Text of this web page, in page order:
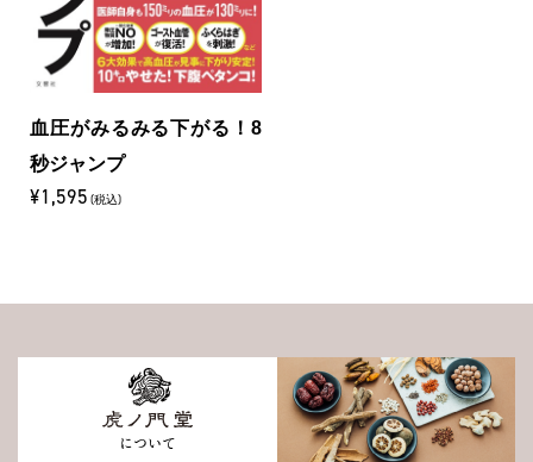
血圧がみるみる下がる！8
秒ジャンプ
¥1,595 (税込)
について